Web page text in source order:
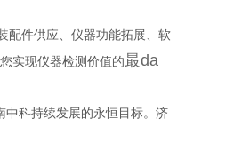
配件供应、仪器功能拓展、软
实现仪器检测价值的最da
中科持续发展的永恒目标。济